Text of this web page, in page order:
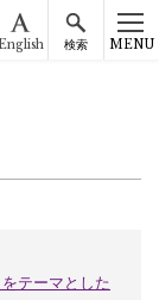
検索 MENU
テーマとした